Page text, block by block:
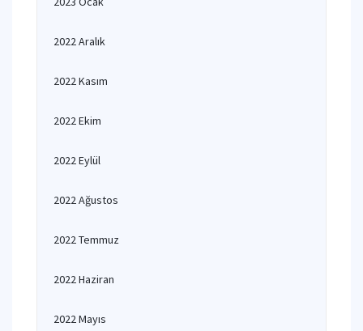
2022 Aralık
2022 Kasım
2022 Ekim
2022 Eylül
2022 Ağustos
2022 Temmuz
2022 Haziran
2022 Mayıs